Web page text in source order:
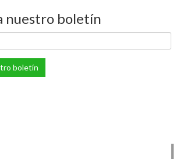
nuestro boletín
boletín